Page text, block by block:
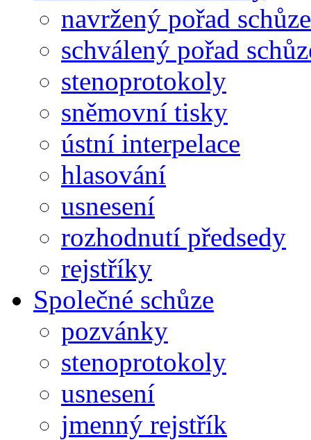
navržený pořad schůze
schválený pořad
stenoprotokoly
sněmovní tisky
ústní interpelace
hlasování
usnesení
rozhodnutí předsedy
rejstříky
Společné schůze
pozvánky
stenoprotokoly
usnesení
jmenný rejstřík